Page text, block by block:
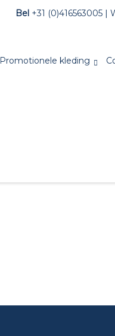
Bel +31 (0)416563005 |
Promotionele kleding